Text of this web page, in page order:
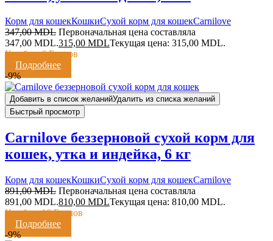
Корм для кошекКошкиСухой корм для кошекСarnilove
347,00MDL Первоначальная цена составляла
347,00 MDL.315,00 MDLТекущая цена: 315,00 MDL.
Кешбэк:6 Баллов
Подробнее
-9%
Добавить в список желанийУдалить из списка желаний
Быстрый просмотр
Carnilove беззерновой сухой корм для
кошек, утка и индейка, 6 кг
Корм для кошекКошкиСухой корм для кошекСarnilove
891,00MDL Первоначальная цена составляла
891,00 MDL.810,00 MDLТекущая цена: 810,00 MDL.
Кешбэк:16 Баллов
Подробнее
-9%